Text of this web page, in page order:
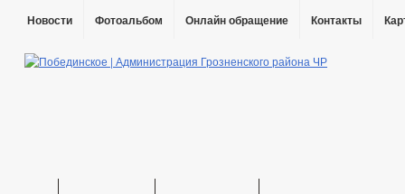
Новости Фотоальбом Онлайн обращение Контакты